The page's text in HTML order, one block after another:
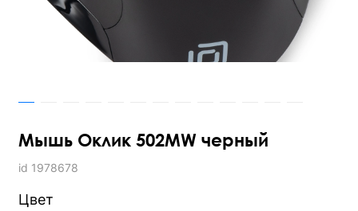
Мышь Оклик 502MW черный
id 1978678
Цвет